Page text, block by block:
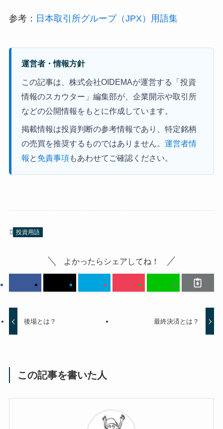
参考： 日本取引所グループ（JPX）用語集
運営者・情報方針
この記事は、株式会社OIDEMAが運営する「投資
情報のスカウター」編集部が、企業開示や取引所
などの公開情報をもとに作成しています。
掲載情報は投資判断の参考情報であり、特定銘柄
の売買を推奨するものではありません。運営者情
報 と 免責事項もあわせてご確認ください。
投資用語
よかったらシェアしてね！
後場とは？ 最終決済とは？
この記事を書いた人